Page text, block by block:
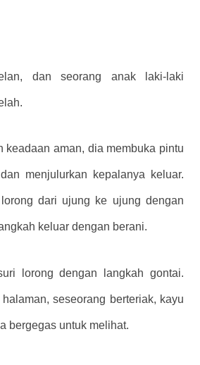
dan seorang anak laki-laki
keadaan aman, dia membuka pintu
menjulurkan kepalanya keluar.
dari ujung ke ujung dengan
keluar dengan berani.
lorong dengan langkah gontai.
seseorang berteriak, kayu
bergegas untuk melihat.